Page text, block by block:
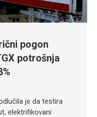
pogon
potrošnja
je da testira
elektrifikovani